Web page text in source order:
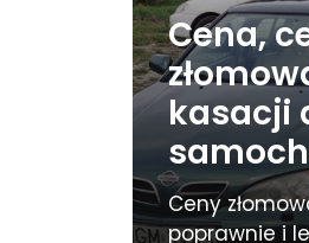
Cena,
kasacji
Ceny
poprawnie i